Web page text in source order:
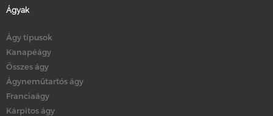
Ágyak
Ágy típusok
Kanapéágy
Összes ágy
Ágyneműtartós ágy
Franciaágy
Kárpitos ágy